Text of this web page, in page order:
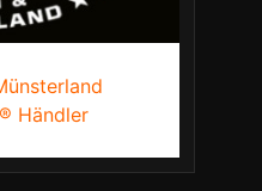
Händler